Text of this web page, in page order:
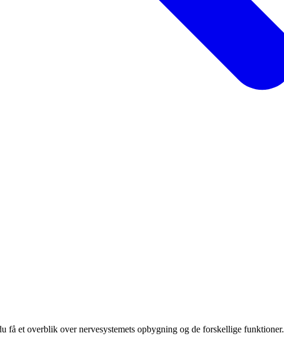
få et overblik over nervesystemets opbygning og de forskellige funktioner.